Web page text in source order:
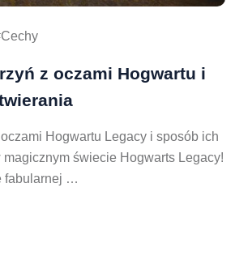
Cechy
z oczami Hogwartu i
Hogwartu Legacy i sposób ich
świecie Hogwarts Legacy!
fabularnej …